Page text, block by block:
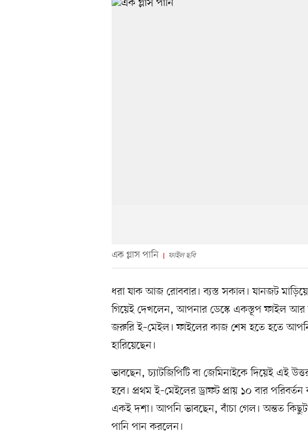
এক গ্লাস পানি ফাইল ছবি
ধরা যাক আজ রোববার। ব্যস্ত সকাল। যানজট
গিয়েই দেখলেন, আপনার ডেস্কে একস্তূপ ফাইল আর
জরুরি ই–মেইল। ফাইলের কাজ শেষ হতে হতে আপনি
হারিয়েছেন।
ভাবছেন, চ্যাটজিপিটি বা জেমিনাইকে দিয়েই এই
হবে। প্রথম ই–মেইলের ড্রাফট প্রায় ১০ বার
একই দশা। আপনি ভাবছেন, বাঁচা গেল। অন্তত
পানি পান করলেন।